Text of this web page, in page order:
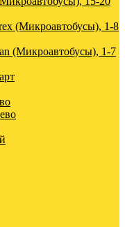
(Микроавтобусы), 1-8
(Микроавтобусы), 1-7